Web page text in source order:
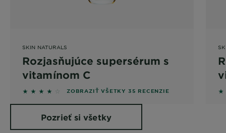
SKIN NATURALS
Rozjasňujúce supersérum s
vitamínom C
4 out of 5 stars based on reviews
ZOBRAZIŤ VŠETKY 35 RECENZIE 4
Pozrieť si všetky
produkty